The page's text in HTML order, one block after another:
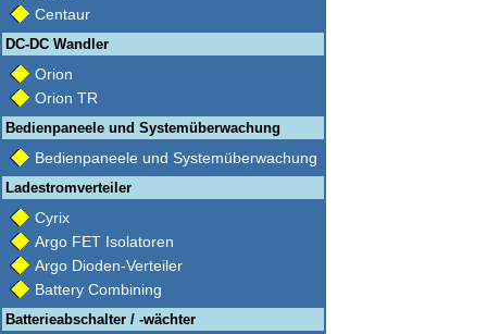
Centaur
DC-DC Wandler
Orion
Orion TR
Bedienpaneele und Systemüberwachung
Bedienpaneele und Systemüberwachung
Ladestromverteiler
Cyrix
Argo FET Isolatoren
Argo Dioden-Verteiler
Battery Combining
Batterieabschalter / -wächter